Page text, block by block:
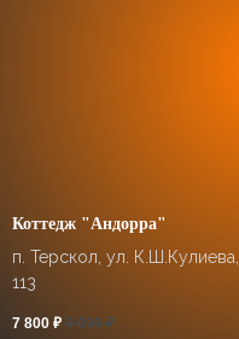
Коттедж "Андорра"
п. Терскол, ул. К.Ш.Кулиева,
113
7 800 ₽ 9 990 ₽